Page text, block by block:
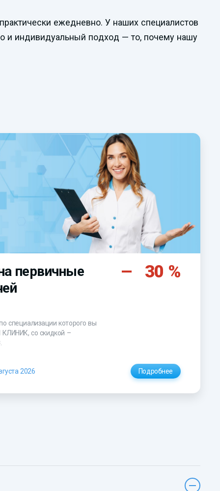
ежедневно. У наших специалистов
и индивидуальный подход — то, почему нашу
первичные
30 %
специализации которого вы
со скидкой –
.
2026 Подробнее